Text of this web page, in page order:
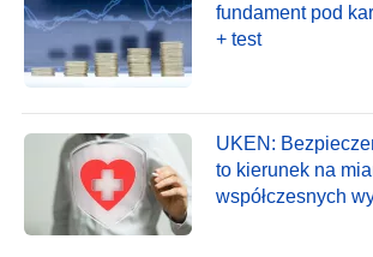
fundament pod
+ test
UKEN:
to kierunek na
współczesnych